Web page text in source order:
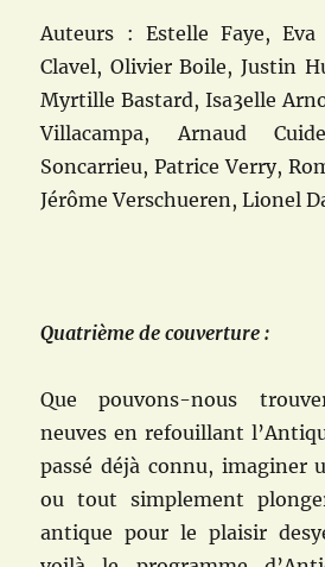
Auteurs : Estelle Faye,
Clavel, Olivier Boile, Justin
Myrtille Bastard, Isa3elle
Villacampa, Arnaud
Soncarrieu, Patrice Verry,
Jérôme Verschueren, Lionel
Quatrième de couverture :
Que pouvons-nous
neuves en refouillant
passé déjà connu, imaginer
ou tout simplement
antique pour le plaisir